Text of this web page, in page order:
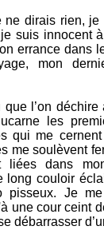
ne dirais rien,
suis innocent
errance dans
mon
que l’on
les
qui me
me soulèvent
liées dans
long couloir
pisseux. Je
une cour ceint
débarrasser